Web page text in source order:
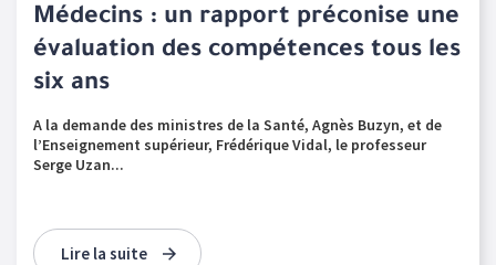
Médecins : un rapport préconise une
évaluation des compétences tous les
six ans
A la demande des ministres de la Santé, Agnès Buzyn, et de
l’Enseignement supérieur, Frédérique Vidal, le professeur
Serge Uzan...
Lire la suite